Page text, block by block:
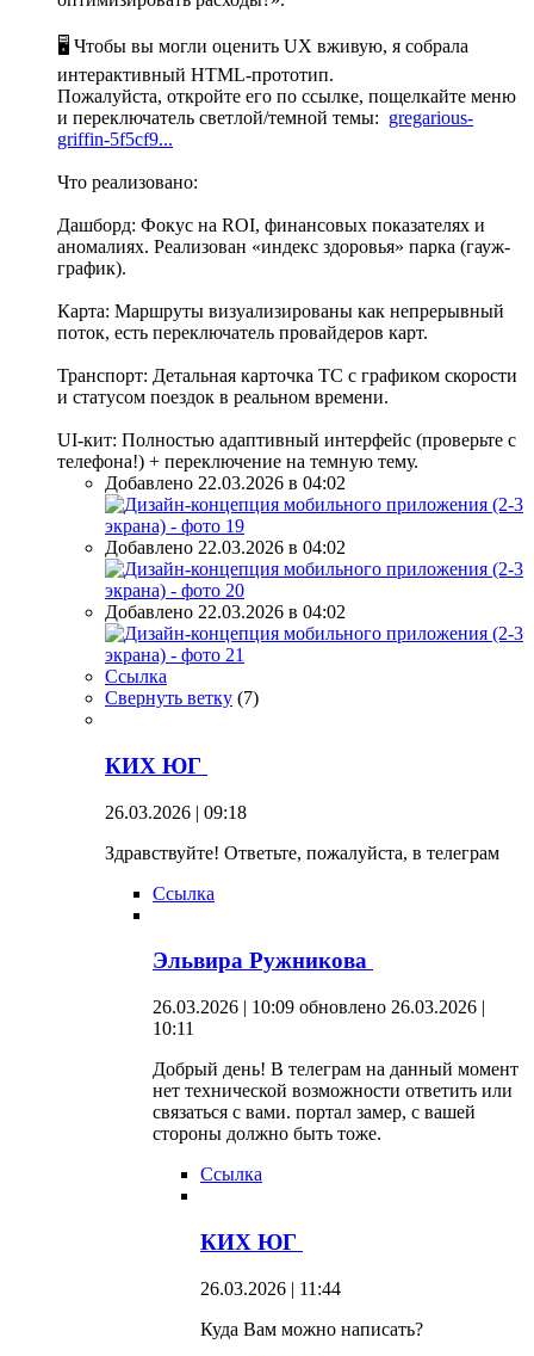
🖥️ Чтобы вы могли оценить UX вживую, я собрала
интерактивный HTML-прототип.
Пожалуйста, откройте его по ссылке, пощелкайте меню
и переключатель светлой/темной темы: gregarious-
griffin-5f5cf9...
Что реализовано:
Дашборд: Фокус на ROI, финансовых показателях и
аномалиях. Реализован «индекс здоровья» парка (гауж-
график).
Карта: Маршруты визуализированы как непрерывный
поток, есть переключатель провайдеров карт.
Транспорт: Детальная карточка ТС с графиком скорости
и статусом поездок в реальном времени.
UI-кит: Полностью адаптивный интерфейс (проверьте с
телефона!) + переключение на темную тему.
Добавлено 22.03.2026 в 04:02
Добавлено 22.03.2026 в 04:02
Добавлено 22.03.2026 в 04:02
Ссылка
Свернуть ветку (7)
КИХ ЮГ
26.03.2026 | 09:18
Здравствуйте! Ответьте, пожалуйста, в телеграм
Ссылка
Эльвира Ружникова
26.03.2026 | 10:09 обновлено 26.03.2026 |
10:11
Добрый день! В телеграм на данный момент
нет технической возможности ответить или
связаться с вами. портал замер, с вашей
стороны должно быть тоже.
Ссылка
КИХ ЮГ
26.03.2026 | 11:44
Куда Вам можно написать?